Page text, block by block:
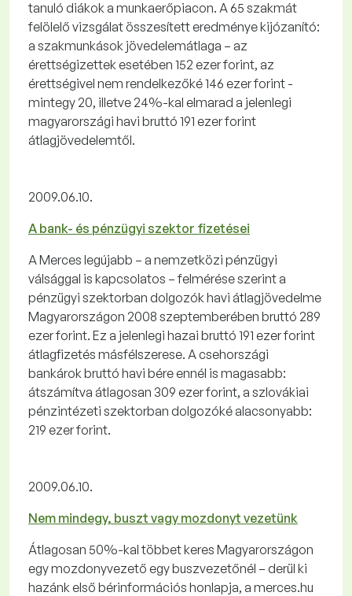
tanuló diákok a munkaerőpiacon. A 65 szakmát
felölelő vizsgálat összesített eredménye kijózanító:
a szakmunkások jövedelemátlaga – az
érettségizettek esetében 152 ezer forint, az
érettségivel nem rendelkezőké 146 ezer forint -
mintegy 20, illetve 24%-kal elmarad a jelenlegi
magyarországi havi bruttó 191 ezer forint
átlagjövedelemtől.
2009.06.10.
A bank- és pénzügyi szektor fizetései
A Merces legújabb – a nemzetközi pénzügyi
válsággal is kapcsolatos – felmérése szerint a
pénzügyi szektorban dolgozók havi átlagjövedelme
Magyarországon 2008 szeptemberében bruttó 289
ezer forint. Ez a jelenlegi hazai bruttó 191 ezer forint
átlagfizetés másfélszerese. A csehországi
bankárok bruttó havi bére ennél is magasabb:
átszámítva átlagosan 309 ezer forint, a szlovákiai
pénzintézeti szektorban dolgozóké alacsonyabb:
219 ezer forint.
2009.06.10.
Nem mindegy, buszt vagy mozdonyt vezetünk
Átlagosan 50%-kal többet keres Magyarországon
egy mozdonyvezető egy buszvezetőnél – derül ki
hazánk első bérinformációs honlapja, a merces.hu